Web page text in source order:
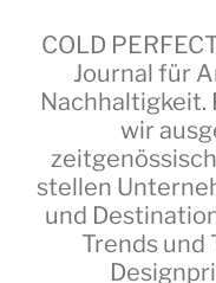
COLD
Journal für
wir
stellen
und
Trends und